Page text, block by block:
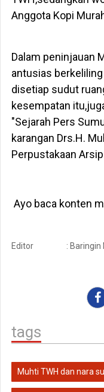
Anggota Kopi
Dalam peninjauan
antusias
disetiap sudut
kesempatan
"Sejarah Pers
karangan Drs.H.
Perpustakaan
Ayo baca konten
Editor : Baringin
tags
Muhti TWH dan nara